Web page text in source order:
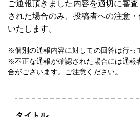
ご通報頂きました内容を適切に審
された場合のみ、投稿者への注意
いたします。
※個別の通報内容に対しての回答は行っ
※不正な通報が確認された場合には通報
合がございます。ご注意ください。